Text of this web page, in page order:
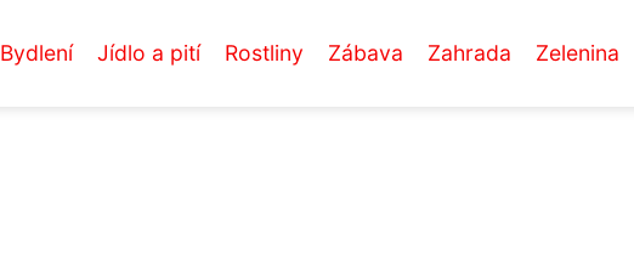
Bydlení Jídlo a pití Rostliny Zábava Zahrada Zelenina